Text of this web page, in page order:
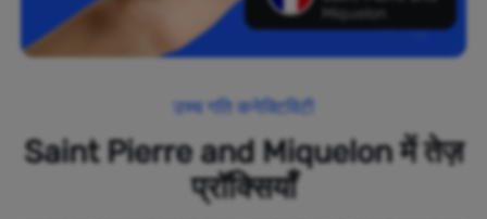
Miquelon
उच्च गति कनेक्टिविटी
Saint Pierre and Miquelon में तेज़
प्रॉक्सियाँ